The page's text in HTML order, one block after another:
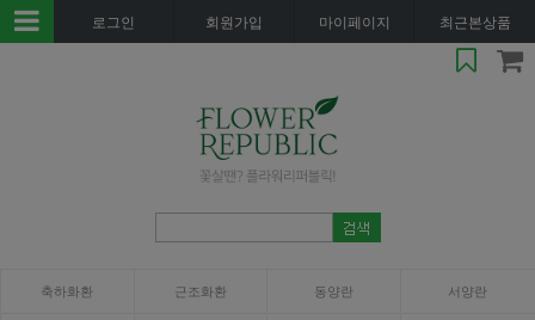
로그인 회원가입 마이페이지 최근본상품
축하화환 근조화환 동양란 서양란